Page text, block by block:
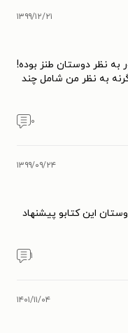
۱۳۹۹/۱۲/۲۱
نظر دوستان طنز بوده!
به نظر من شامل چند
۰
۱۳۹۹/۰۹/۲۴
این کتابو پیشنهاد
۱
۱۴۰۱/۱۱/۰۴